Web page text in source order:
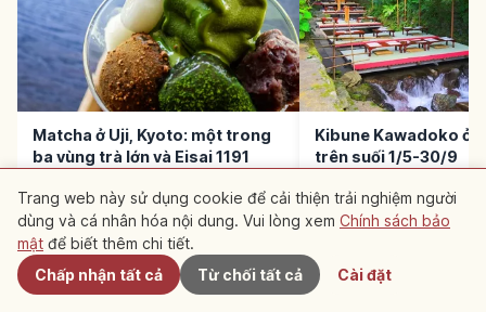
Matcha ở Uji, Kyoto: một trong
ba vùng trà lớn và Eisai 1191
Kibune Kawadoko ở
trên suối 1/5-30/9
Gần đây
Trang web này sử dụng cookie để cải thiện trải nghiệm người
dùng và cá nhân hóa nội dung. Vui lòng xem Chính sách bảo
mật để biết thêm chi tiết.
Chấp nhận tất cả
Từ chối tất cả Cài đặt